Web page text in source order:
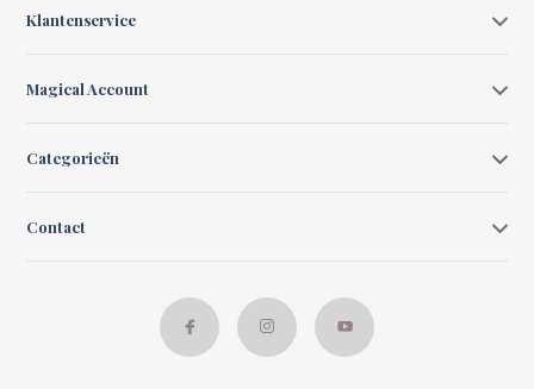
Klantenservice
Magical Account
Categorieën
Contact